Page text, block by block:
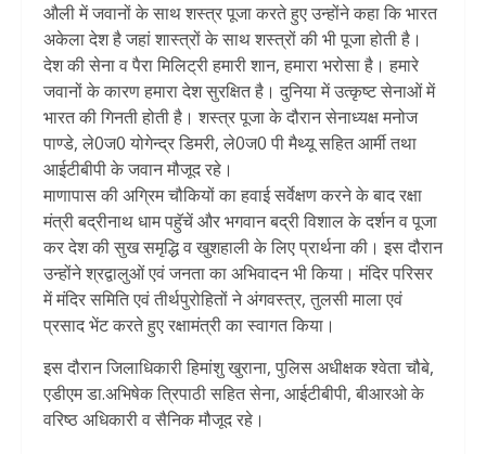
औली में जवानों के साथ शस्त्र पूजा करते हुए उन्होंने कहा कि भारत
अकेला देश है जहां शास्त्रों के साथ शस्त्रों की भी पूजा होती है।
देश की सेना व पैरा मिलिट्री हमारी शान, हमारा भरोसा है। हमारे
जवानों के कारण हमारा देश सुरक्षित है। दुनिया में उत्कृष्ट सेनाओं में
भारत की गिनती होती है। शस्त्र पूजा के दौरान सेनाध्यक्ष मनोज
पाण्डे, ले0ज0 योगेन्द्र डिमरी, ले0ज0 पी मैथ्यू सहित आर्मी तथा
आईटीबीपी के जवान मौजूद रहे।
माणापास की अग्रिम चौकियों का हवाई सर्वेक्षण करने के बाद रक्षा
मंत्री बद्रीनाथ धाम पहुॅचें और भगवान बद्री विशाल के दर्शन व पूजा
कर देश की सुख समृद्धि व खुशहाली के लिए प्रार्थना की। इस दौरान
उन्होंने श्रद्वालुओं एवं जनता का अभिवादन भी किया। मंदिर परिसर
में मंदिर समिति एवं तीर्थपुरोहितों ने अंगवस्त्र, तुलसी माला एवं
प्रसाद भेंट करते हुए रक्षामंत्री का स्वागत किया।
इस दौरान जिलाधिकारी हिमांशु खुराना, पुलिस अधीक्षक श्वेता चौबे,
एडीएम डा.अभिषेक त्रिपाठी सहित सेना, आईटीबीपी, बीआरओ के
वरिष्ठ अधिकारी व सैनिक मौजूद रहे।